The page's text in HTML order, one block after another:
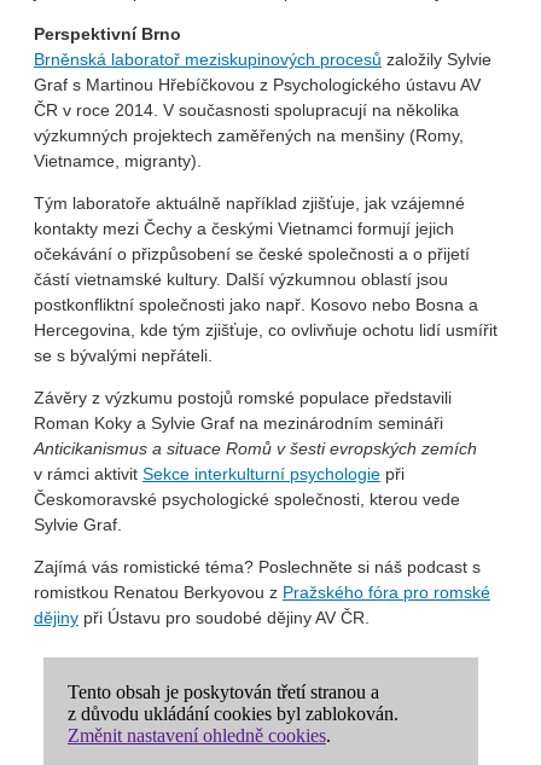
Perspektivní Brno
Brněnská laboratoř meziskupinových procesů založily Sylvie
Graf s Martinou Hřebíčkovou z Psychologického ústavu AV
ČR v roce 2014. V současnosti spolupracují na několika
výzkumných projektech zaměřených na menšiny (Romy,
Vietnamce, migranty).
Tým laboratoře aktuálně například zjišťuje, jak vzájemné
kontakty mezi Čechy a českými Vietnamci formují jejich
očekávání o přizpůsobení se české společnosti a o přijetí
částí vietnamské kultury. Další výzkumnou oblastí jsou
postkonfliktní společnosti jako např. Kosovo nebo Bosna a
Hercegovina, kde tým zjišťuje, co ovlivňuje ochotu lidí usmířit
se s bývalými nepřáteli.
Závěry z výzkumu postojů romské populace představili
Roman Koky a Sylvie Graf na mezinárodním semináři
Anticikanismus a situace Romů v šesti evropských zemích
v rámci aktivit Sekce interkulturní psychologie při
Českomoravské psychologické společnosti, kterou vede
Sylvie Graf.
Zajímá vás romistické téma? Poslechněte si náš podcast s
romistkou Renatou Berkyovou z Pražského fóra pro romské
dějiny při Ústavu pro soudobé dějiny AV ČR.